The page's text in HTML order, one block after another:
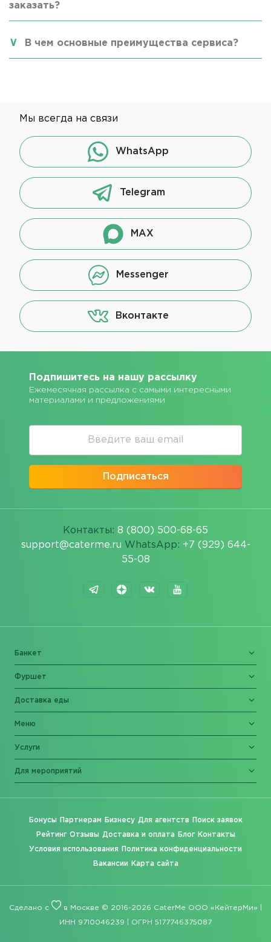
заказать?
В чем основные преимущества сервиса?
Мы всегда на связи
WhatsApp
Telegram
MAX
Messenger
Вконтакте
Подпишитесь на нашу рассылку
Ежемесячная рассылка с самыми интересными
материалами и предложениями
Подписаться
Контакты: 8 (800) 500-68-65
support@caterme.ru WhatsApp: +7 (929) 644-
55-08
Банкет
Фуршет
Доставка еды
Меню
Услуги
Для мероприятий
Бонусы Партнерам Бизнесу Для агентств Поиск заявок
Рейтинг Отзывы Доставка и оплата Блог Контакты
Условия использования Политика конфиденциальности
Вакансии Карта сайта
Сделано с в Москве © 2016-2026 CaterMe ООО «КейтерМи» |
ИНН 9710046239 | ОГРН 5177746375087